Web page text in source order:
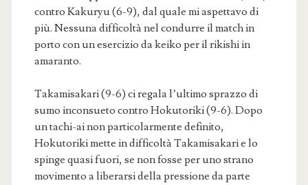
contro Kakuryu (6-9), dal quale mi aspettavo di
più. Nessuna difficoltà nel condurre il match in
porto con un esercizio da keiko per il rikishi in
amaranto.
Takamisakari (9-6) ci regala l’ultimo sprazzo di
sumo inconsueto contro Hokutoriki (9-6). Dopo
un tachi-ai non particolarmente definito,
Hokutoriki mette in difficoltà Takamisakari e lo
spinge quasi fuori, se non fosse per uno strano
movimento a liberarsi della pressione da parte